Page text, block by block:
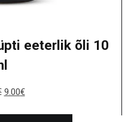
eeterlik õli 10
9.00€